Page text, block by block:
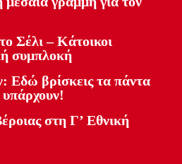
Σέλι – Κάτοικοι
συμπλοκή
Εδώ βρίσκεις τα πάντα
υπάρχουν!
στη Γ’ Εθνική